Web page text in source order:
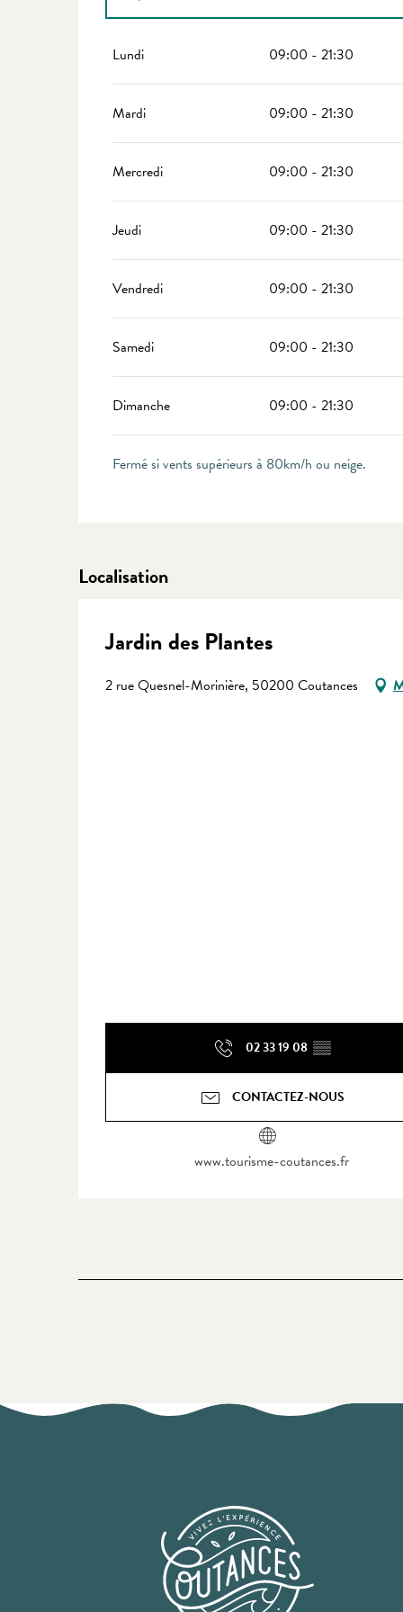
1 janvier 2026 31 mars 2026
Du1 septembre 2026au30 septembre 2026
Du1 octobre 2026au31 mars 2027
Lundi 09:00 - 21:30
Mardi 09:00 - 21:30
Mercredi 09:00 - 21:30
Jeudi 09:00 - 21:30
Vendredi 09:00 - 21:30
Samedi 09:00 - 21:30
Dimanche 09:00 - 21:30
Fermé si vents supérieurs à 80km/h ou neige.
Localisation
Jardin des Plantes
2 rue Quesnel-Morinière, 50200 Coutances
02 33 19 08 ▒▒
CONTACTEZ-NOUS
www.tourisme-coutances.fr